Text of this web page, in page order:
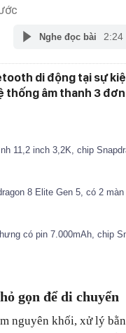
Nghe đọc bài 2:24
di động tại sự
thống âm thanh 3
11,2 inch 3,2K, chip
8 Elite Gen 5, có 2
có pin 7.000mAh, chip
gọn để di chuyển
nguyên khối, xử lý